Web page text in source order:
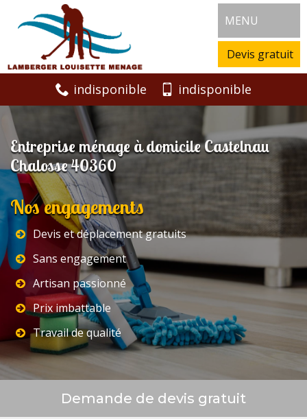
MENU
Devis gratuit
indisponible indisponible
Entreprise ménage à domicile Castelnau
Chalosse 40360
Nos engagements
Devis et déplacement gratuits
Sans engagement
Artisan passionné
Prix imbattable
Travail de qualité
Demande de devis gratuit